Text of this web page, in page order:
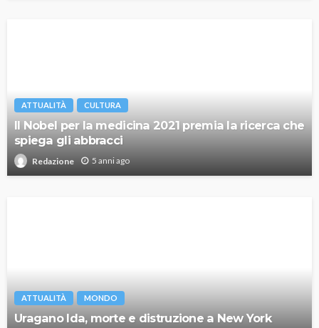
ATTUALITÀ CULTURA
Il Nobel per la medicina 2021 premia la ricerca che
spiega gli abbracci
Redazione 5 anni ago
ATTUALITÀ MONDO
Uragano Ida, morte e distruzione a New York